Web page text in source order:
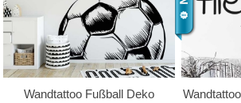
Wandtattoo Fußball Deko